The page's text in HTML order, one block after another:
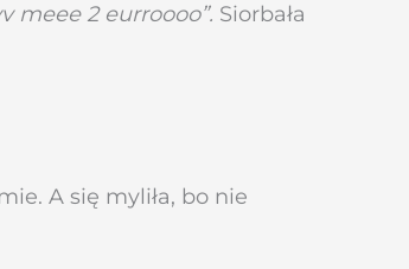
meee 2 eurroooo”. Siorbała
A się myliła, bo nie